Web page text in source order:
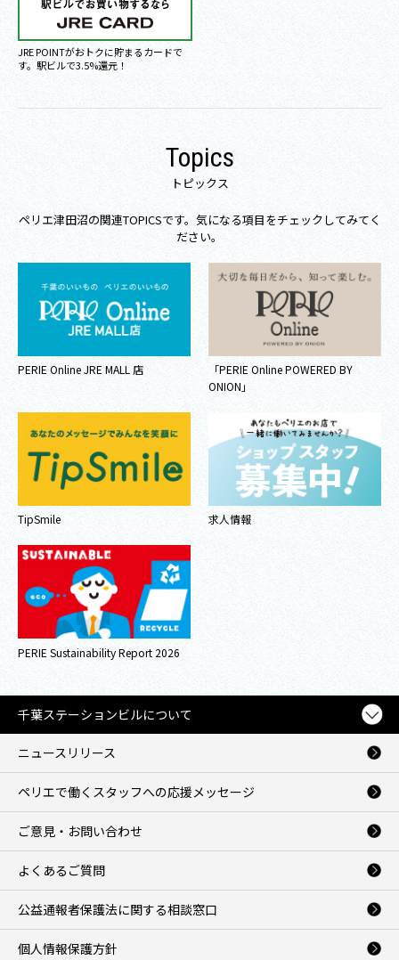
JRE POINTがおトクに貯まるカードで
す。駅ビルで3.5%還元！
Topics
トピックス
ペリエ津田沼の関連TOPICSです。気になる項目をチェックしてみてく
ださい。
PERIE Online JRE MALL 店
「PERIE Online POWERED BY
ONION」
TipSmile 求人情報
PERIE Sustainability Report 2026
千葉ステーションビルについて
ニュースリリース
ペリエで働くスタッフへの応援メッセージ
ご意見・お問い合わせ
よくあるご質問
公益通報者保護法に関する相談窓口
個人情報保護方針